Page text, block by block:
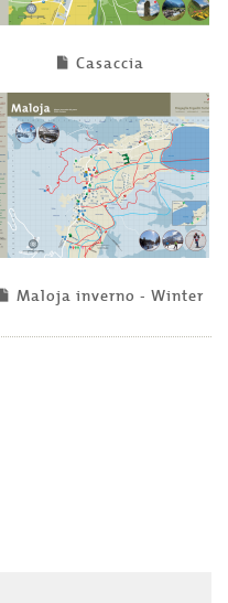
Casaccia
Maloja inverno - Winter